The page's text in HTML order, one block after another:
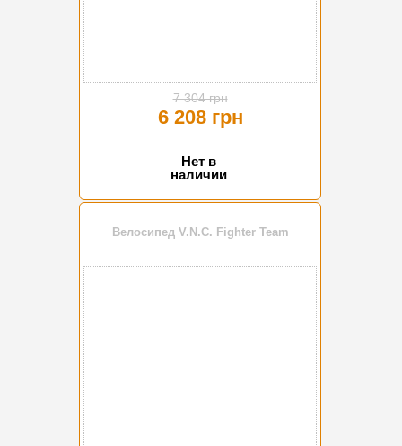
7 304 грн
6 208 грн
Нет в
наличии
Велосипед V.N.C. Fighter Team